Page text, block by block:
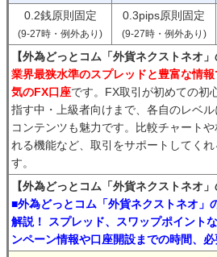
0.2銭原則固定
(9-27時・例外あり)
0.3pips原則固定
(9-27時・例外あり)
【外為どっとコム「外貨ネクストネオ
業界最狭水準のスプレッドと豊富な情
気のFX口座です。FX取引が初めての初
指す中・上級者向けまで、各自のレベ
コンテンツも魅力です。比較チャート
れる機能など、取引をサポートしてく
す。
【外為どっとコム「外貨ネクストネオ」
■外為どっとコム「外貨ネクストネオ」
解説！ スプレッド、スワップポイント
ンペーン情報や口座開設までの時間、必